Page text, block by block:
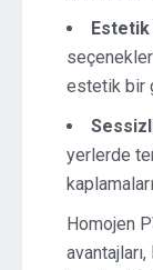
estetik bir
yerlerde
Homojen